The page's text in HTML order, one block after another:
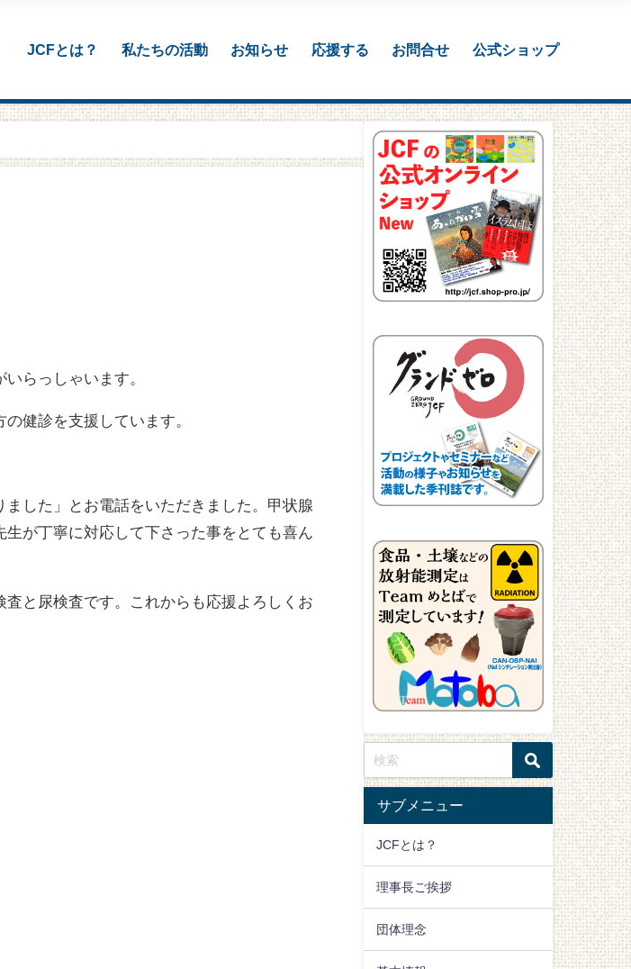
JCFとは？ 私たちの活動 お知らせ 応援する お問合せ 公式ショップ
らっしゃいます。
健診を支援しています。
した」とお電話をいただきました。甲状腺
が丁寧に対応して下さった事をとても喜ん
と尿検査です。これからも応援よろしくお
サブメニュー
JCFとは？
理事長ご挨拶
団体理念